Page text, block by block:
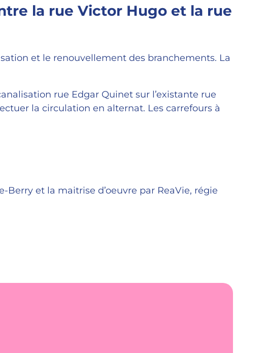
la rue Victor Hugo et la rue
et le renouvellement des branchements. La
rue Edgar Quinet sur l’existante rue
la circulation en alternat. Les carrefours à
et la maitrise d’oeuvre par ReaVie, régie